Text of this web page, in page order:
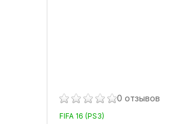
0 отзывов
FIFA 16 (PS3)